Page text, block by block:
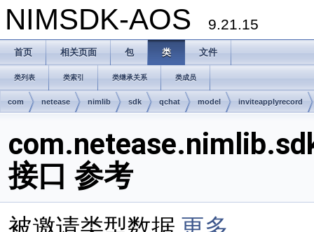
NIMSDK-AOS 9.21.15
首页 相关页面 包 类 文件
类列表 类索引 类继承关系 类成员
com netease nimlib sdk qchat model inviteapplyrecord
接口 参考